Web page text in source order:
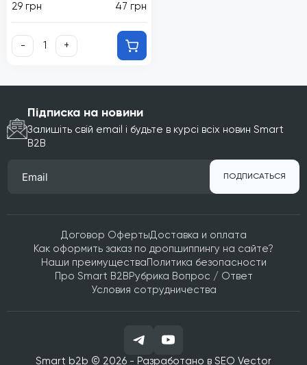
29 грн
47 грн
- +
Підписка на новини
Залишіть свій email і будьте в курсі всіх новин Smart
B2B
ПОДПИСАТЬСЯ
Договор ОфертыДоставка и оплата
Как оформить заказ по дропшиппингу на сайте?
Наши преимущества Политика безопасности
Про Smart B2B Рубрика Вопрос / Ответ
Условия сотрудничества
Smart b2b © 2026 - Разработано в SEO Vector